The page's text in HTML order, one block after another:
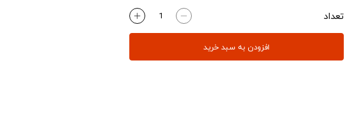
تعداد
افزودن به سبد خرید